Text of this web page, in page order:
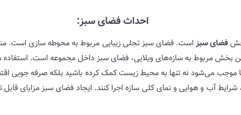
احداث فضای سبز:
فضای سبزاست. فضای سبز تجلی زیبایی مربوط به محوطه سازی است.
بخش مربوط به سازه‌های ویلایی، فضای سبز داخل مجموعه است. استفاده
موجب می‌شود نه تنها به محیط زیست کمک کرده باشید بلکه صرفه جویی
آب و هوایی و نمای کلی سازه اجرا کنند. ایجاد فضای سبز مزایای قابل